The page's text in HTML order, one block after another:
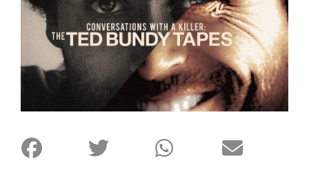
General
Ciudad
Deportes
y
Policiales